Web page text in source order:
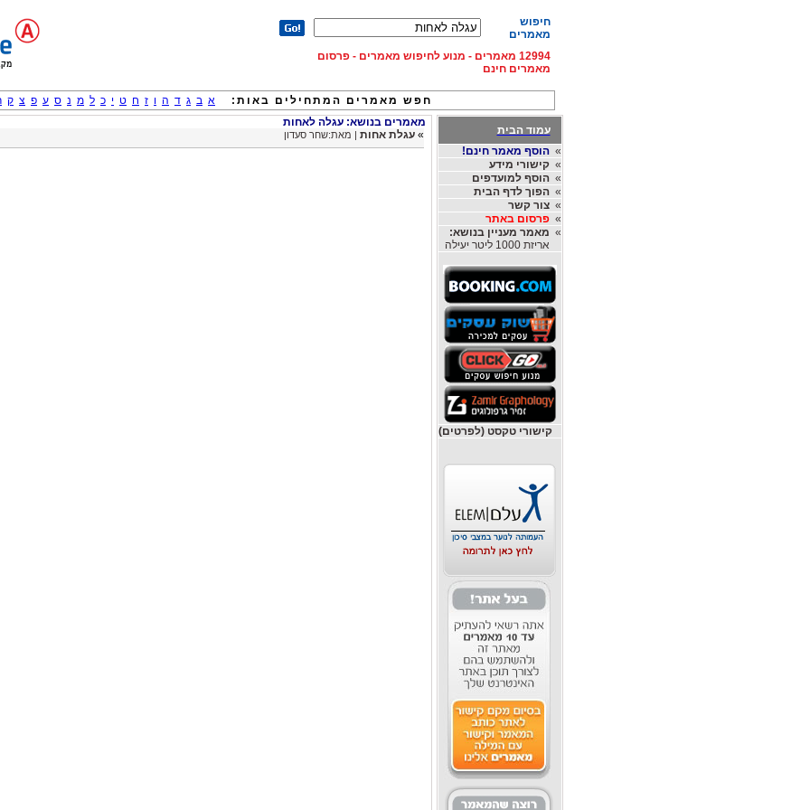
חיפוש
מאמרים
12994 מאמרים - מנוע לחיפוש מאמרים - פרסום
מאמרים חינם
חפש מאמרים המתחילים באות: א ב ג ד ה ו ז ח ט י כ ל מ נ ס ע פ צ ק
עמוד הבית
»הוסף מאמר חינם!
»קישורי מידע
»הוסף למועדפים
»הפוך לדף הבית
»צור קשר
»פרסום באתר
» מאמר מעניין בנושא:
אריזת 1000 ליטר יעילה
קישורי טקסט (לפרטים)
מאמרים בנושא: עגלה לאחות
» עגלת אחות | מאת:שחר סעדון